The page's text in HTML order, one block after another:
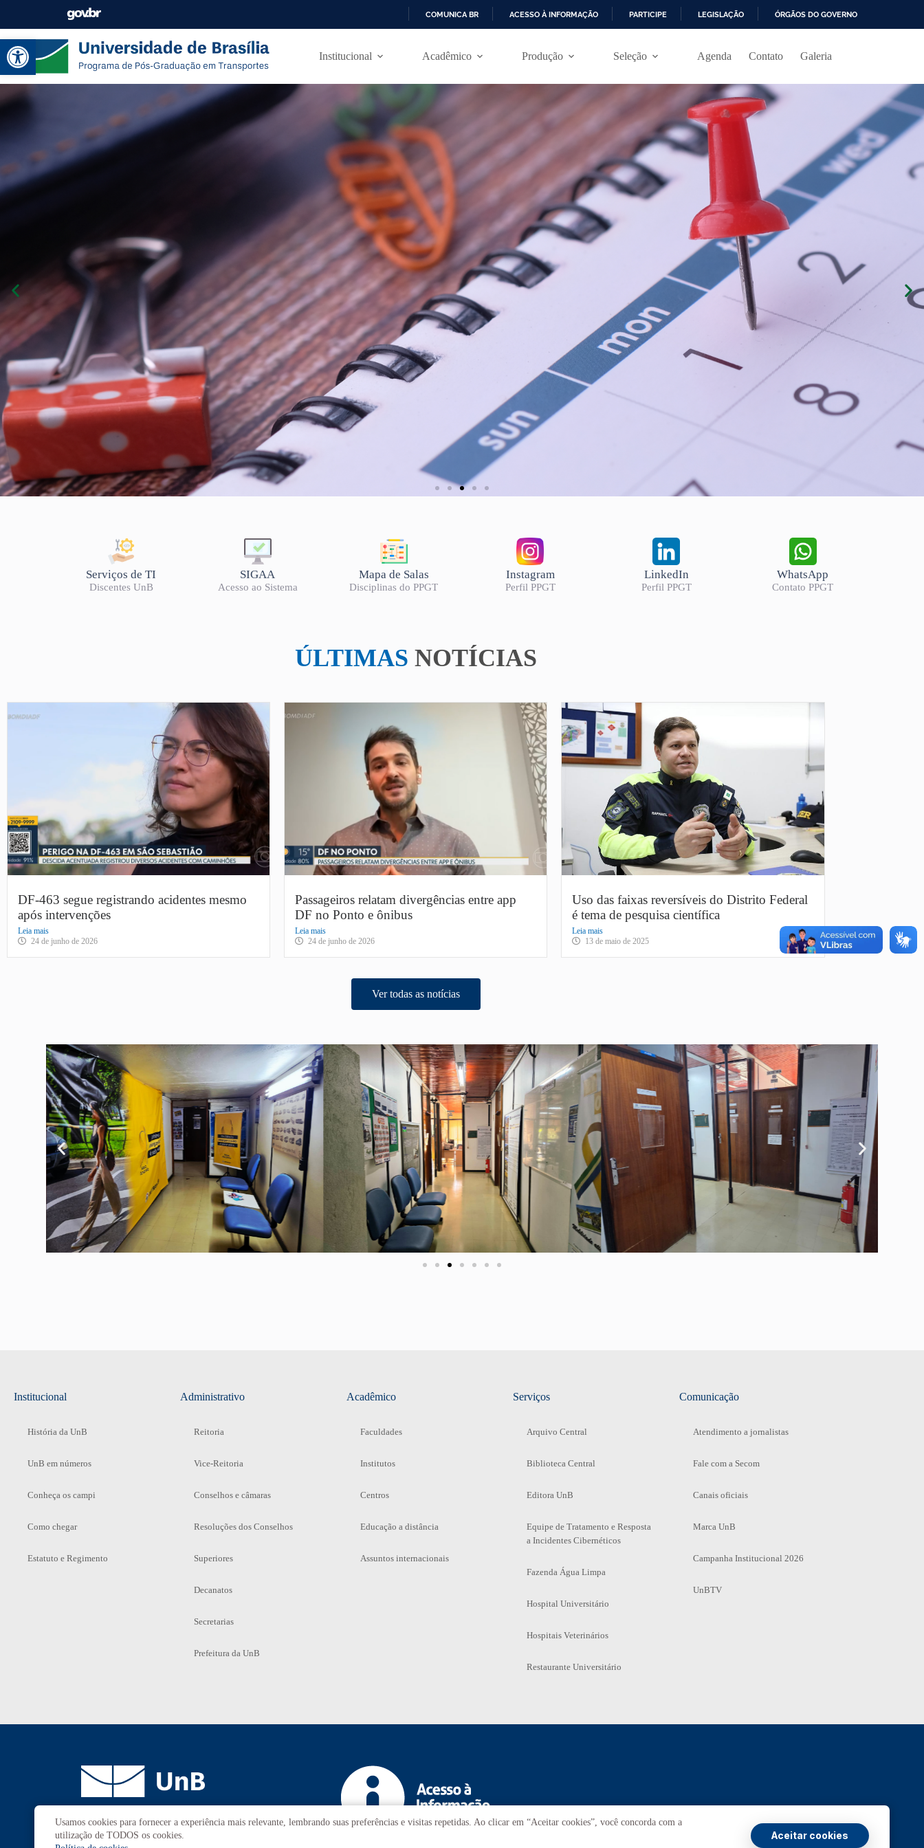
Abrir a barra de ferramentas
P
R
COMUNICA BR ACESSO À INFORMAÇÃO PARTICIPE LEGISLAÇÃO ÓRGÃOS DO GOVERNO
Institucional Acadêmico Produção Seleção Agenda Contato Galeria
CALENDÁRIOS ACADÊMICOS 2026/2
Serviços de TI
Discentes UnB
SIGAA
Acesso ao Sistema
Mapa de Salas
Disciplinas do PPGT
Instagram
Perfil PPGT
LinkedIn
Perfil PPGT
WhatsApp
Contato PPGT
ÚLTIMAS NOTÍCIAS
DF-463 segue registrando acidentes mesmo
após intervenções
Leia mais
24 de junho de 2026
Passageiros relatam divergências entre app
DF no Ponto e ônibus
Leia mais
24 de junho de 2026
Uso das faixas reversíveis do Distrito Federal
é tema de pesquisa científica
Leia mais
13 de maio de 2025
Ver todas as notícias
Institucional
História da UnB
UnB em números
Conheça os campi
Como chegar
Estatuto e Regimento
Administrativo
Reitoria
Vice-Reitoria
Conselhos e câmaras
Resoluções dos Conselhos
Superiores
Decanatos
Secretarias
Prefeitura da UnB
Acadêmico
Faculdades
Institutos
Centros
Educação a distância
Assuntos internacionais
Serviços
Arquivo Central
Biblioteca Central
Editora UnB
Equipe de Tratamento e Resposta
a Incidentes Cibernéticos
Fazenda Água Limpa
Hospital Universitário
Hospitais Veterinários
Restaurante Universitário
Comunicação
Atendimento a jornalistas
Fale com a Secom
Canais oficiais
Marca UnB
Campanha Institucional 2026
UnBTV
Campus Universitário Darcy Ribeiro
Brasília-DF | CEP 70910-900
Transparência e Prestação de Contas
Usamos cookies para fornecer a experiência mais relevante, lembrando suas preferências e visitas repetidas. Ao clicar em “Aceitar cookies”, você concorda com a
utilização de TODOS os cookies.
Aceitar cookies